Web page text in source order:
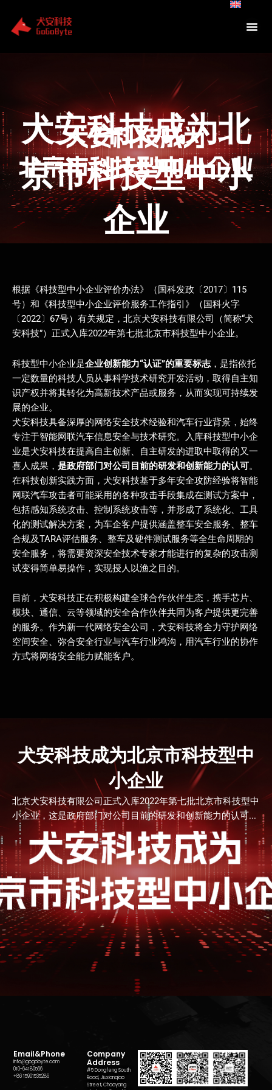
content
犬安科技成为北
京市科技型中小
企业
根据《科技型中小企业评价办法》（国科发政〔2017〕115
号）和《科技型中小企业评价服务工作指引》（国科火字
〔2022〕67号）有关规定，北京犬安科技有限公司（简称“犬
安科技”）正式入库2022年第七批北京市科技型中小企业。
科技型中小企业是企业创新能力“认证”的重要标志 ，是指依托
一定数量的科技人员从事科学技术研究开发活动，取得自主知
识产权并将其转化为高新技术产品或服务，从而实现可持续发
展的企业。
犬安科技具备深厚的网络安全技术经验和汽车行业背景，始终
专注于智能网联汽车信息安全与技术研究。入库科技型中小企
业是犬安科技在提高自主创新、自主研发的进取中取得的又一
喜人成果， 是政府部门对公司目前的研发和创新能力的认可。
在科技创新实践方面，犬安科技基于多年安全攻防经验将智能
网联汽车攻击者可能采用的各种攻击手段集成在测试方案中，
包括感知系统攻击、控制系统攻击等，并形成了系统化、工具
化的测试解决方案，为车企客户提供涵盖整车安全服务、整车
合规及TARA评估服务、整车及硬件测试服务等全生命周期的
安全服务，将需要资深安全技术专家才能进行的复杂的攻击测
试变得简单易操作，实现授人以渔之目的。
目前，犬安科技正在积极构建全球合作伙伴生态，携手芯片、
模块、通信、云等领域的安全合作伙伴共同为客户提供更完善
的服务。作为新一代网络安全公司，犬安科技将全力守护网络
空间安全、弥合安全行业与汽车行业鸿沟，用汽车行业的协作
方式将网络安全能力赋能客户。
犬安科技成为北京市科技型中
小企业
北京犬安科技有限公司正式入库2022年第七批北京市科技型中
小企业，这是政府部门对公司目前的研发和创新能力的认可...
Email&Phone
info@gogobyte.com
010-64180566
+86 15901535286
Company
Address
#5 Dongfeng South
Road, Jiuxianqiao
Street, Chaoyang